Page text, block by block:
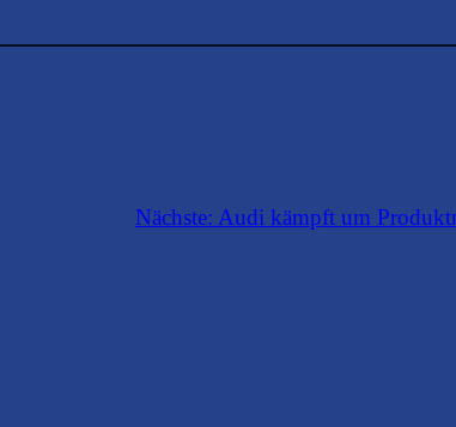
Nächste: Audi kämpft um